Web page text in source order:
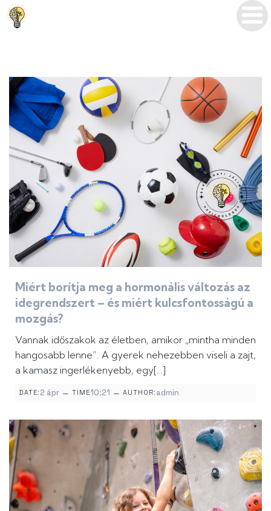
Miért borítja meg a hormonális változás az
idegrendszert – és miért kulcsfontosságú a
mozgás?
Vannak időszakok az életben, amikor „mintha minden
hangosabb lenne”. A gyerek nehezebben viseli a zajt,
a kamasz ingerlékenyebb, egy[…]
DATE:2 ápr – TIME10:21 – AUTHOR: admin